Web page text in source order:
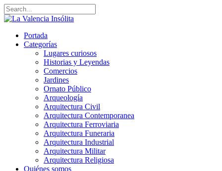
Portada
Categorías
Lugares curiosos
Historias y Leyendas
Comercios
Jardines
Ornato Público
Arqueología
Arquitectura Civil
Arquitectura Contemporanea
Arquitectura Ferroviaria
Arquitectura Funeraria
Arquitectura Industrial
Arquitectura Militar
Arquitectura Religiosa
Quiénes somos